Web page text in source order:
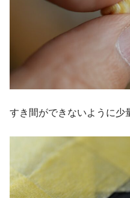
すき間ができないように少